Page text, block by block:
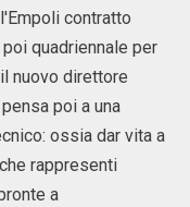
contratto
quadriennale per
nuovo direttore
poi a una
ossia dar vita a
rappresenti
a